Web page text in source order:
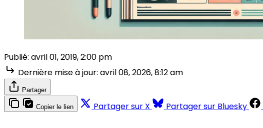
Publié: avril 01, 2019, 2:00 pm
Dernière mise à jour: avril 08, 2026, 8:12 am
Partager
Copier le lien Partager sur X Partager sur Bluesky